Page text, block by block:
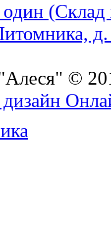
(Склад
©
дизайн